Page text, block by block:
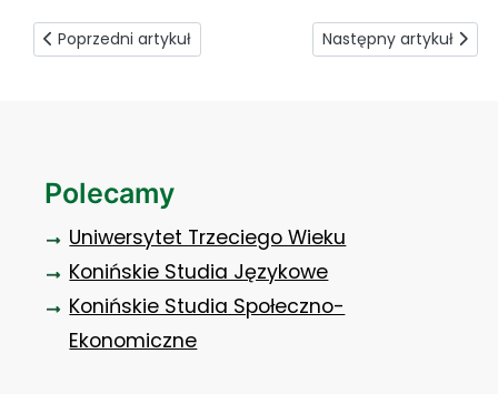
Poprzedni artykuł: Zajęcia o pompach ciepła
Poprzedni artykuł Następny artykuł:
Następny artykuł
Polecamy
Uniwersytet Trzeciego Wieku
Konińskie Studia Językowe
Konińskie Studia Społeczno-
Ekonomiczne